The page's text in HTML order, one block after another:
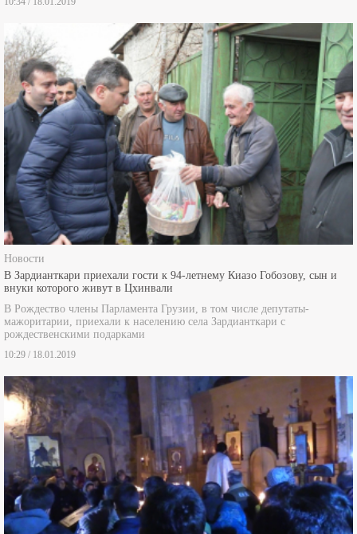
Новости
В Зардианткари приехали гости к 94-летнему Киазо Гобозову, сын и
внуки которого живут в Цхинвали
В Рождество члены Парламента Грузии, в том числе депутаты-
мажоритарии, приехали к населению села Зардианткари с
рождественскими подарками
10:29 / 18.01.2019